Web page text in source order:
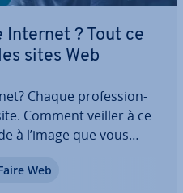
Internet ? Tout ce
sites Web
Chaque pro­fes­sion­
Comment veiller à ce
à l’image que vous
Les CMS ont beaucoup
Web